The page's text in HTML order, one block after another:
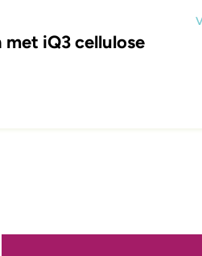
met iQ3 cellulose